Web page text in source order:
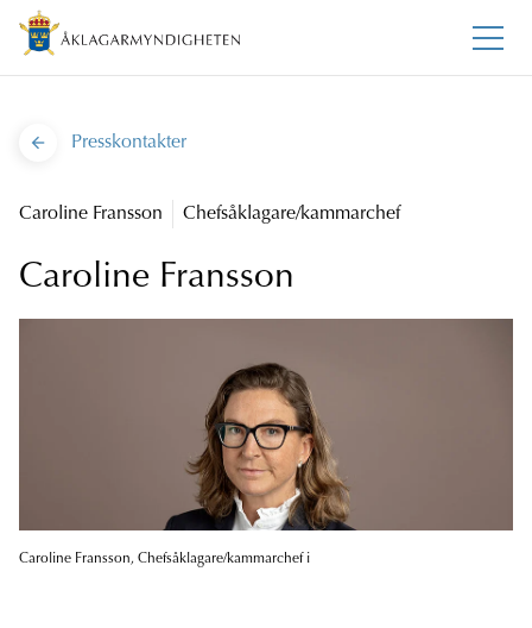
Presskontakter
Caroline Fransson Chefsåklagare/kammarchef
Caroline Fransson
Caroline Fransson, Chefsåklagare/kammarchef i